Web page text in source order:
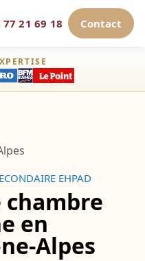
77 21 69 18 Contact
EHPAD
chambre
en
Alpes